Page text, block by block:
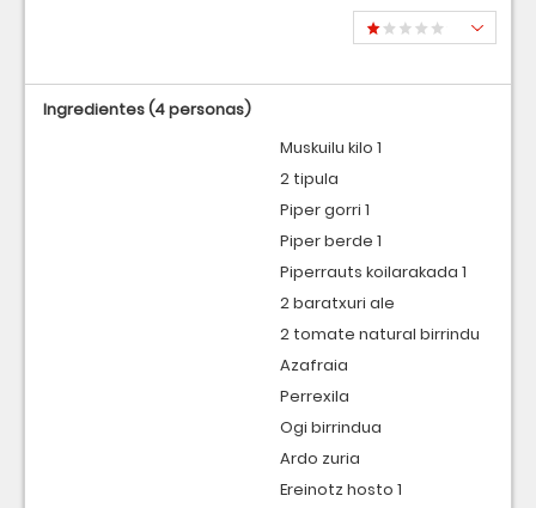
Ingredientes(4 personas)
Muskuilu kilo 1
2 tipula
Piper gorri 1
Piper berde 1
Piperrauts koilarakada 1
2 baratxuri ale
2 tomate natural birrindu
Azafraia
Perrexila
Ogi birrindua
Ardo zuria
Ereinotz hosto 1